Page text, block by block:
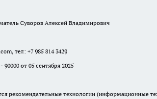
Суворов Алексей Владимирович
тел: +7 985 814 3429
от 05 сентября 2025
рекомендательные технологии (информационные